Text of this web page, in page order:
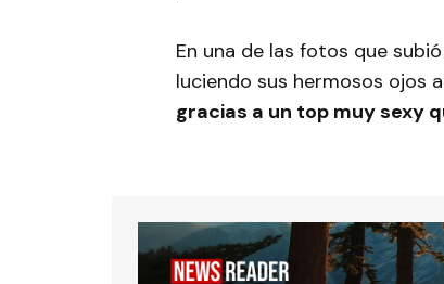
En una de las fotos que
luciendo sus hermosos ojos
gracias a un top muy sexy